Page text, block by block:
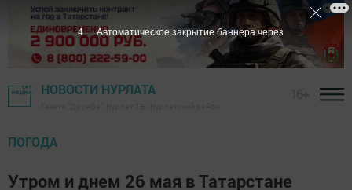
НОВОСТИ НУРЛАТА
ПОГОДА
Утром и днем 26 мая в Татарстане
2 Автоматическое закрытие баннера через